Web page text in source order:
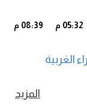
05:32 م 08:39 م
الغربية
المزيد